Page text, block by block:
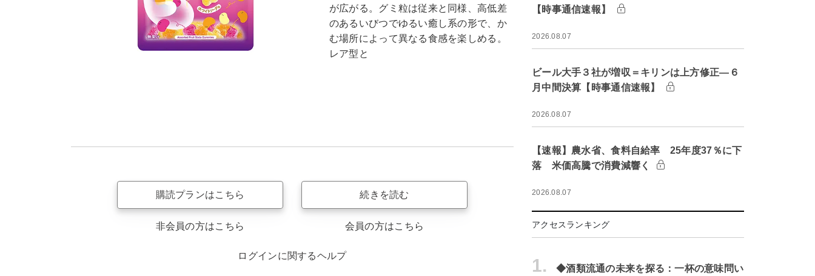
が広がる。グミ粒は従来と同様、高低差
のあるいびつでゆるい癒し系の形で、か
む場所によって異なる食感を楽しめる。
レア型と
購読プランはこちら
非会員の方はこちら
続きを読む
会員の方はこちら
ログインに関するヘルプ
【時事通信速報】
2026.08.07
ビール大手３社が増収＝キリンは上方修正―６
月中間決算【時事通信速報】
2026.08.07
【速報】農水省、食料自給率 25年度37％に下
落 米価高騰で消費減響く
2026.08.07
アクセスランキング
1.
◆酒類流通の未来を探る：一杯の意味問い